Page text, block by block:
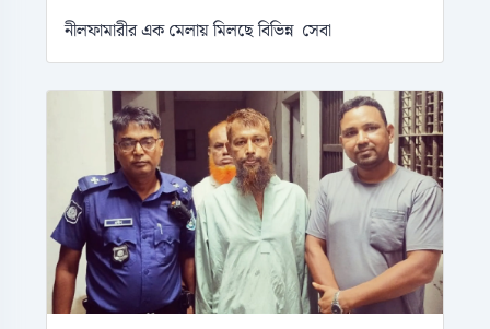
নীলফামারীর এক মেলায় মিলছে বিভিন্ন সেবা